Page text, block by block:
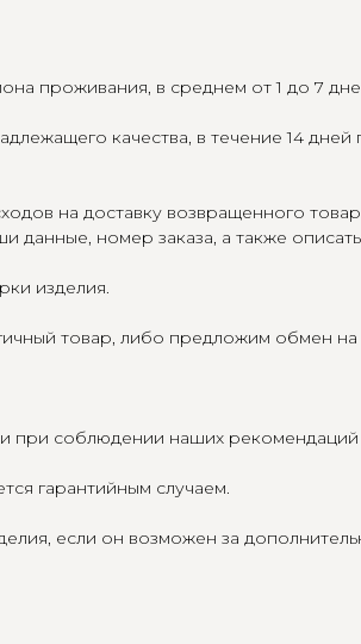
проживания, в среднем от 1 до 7
качества, в течение 14
на доставку возвращенного
данные, номер заказа, а также
изделия.
товар, либо предложим обмен на
при соблюдении наших
гарантийным случаем.
если он возможен за